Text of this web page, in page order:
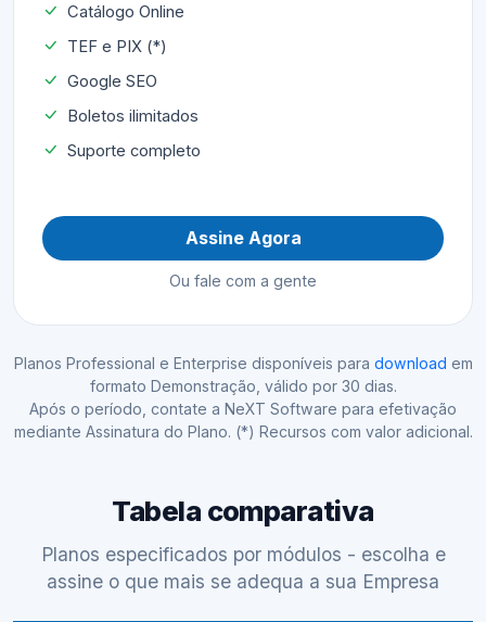
Catálogo Online
TEF e PIX (*)
Google SEO
Boletos ilimitados
Suporte completo
Assine Agora
Ou fale com a gente
Planos Professional e Enterprise disponíveis para download em
formato Demonstração, válido por 30 dias.
Após o período, contate a NeXT Software para efetivação
mediante Assinatura do Plano. (*) Recursos com valor adicional.
Tabela comparativa
Planos especificados por módulos - escolha e
assine o que mais se adequa a sua Empresa